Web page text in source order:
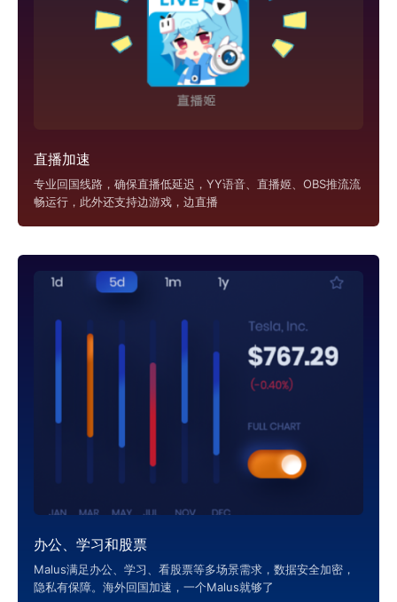
直播加速
专业回国线路，确保直播低延迟，YY语音、直播姬、OBS推流流
畅运行，此外还支持边游戏，边直播
办公、学习和股票
Malus满足办公、学习、看股票等多场景需求，数据安全加密，
隐私有保障。海外回国加速，一个Malus就够了